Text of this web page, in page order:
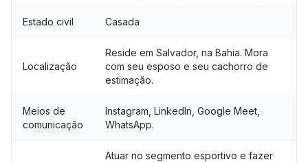
Estado civil Casada
Localização
Reside em Salvador, na Bahia. Mora
com seu esposo e seu cachorro de
estimação.
Meios de
comunicação
Instagram, LinkedIn, Google Meet,
WhatsApp.
Atuar no segmento esportivo e fazer